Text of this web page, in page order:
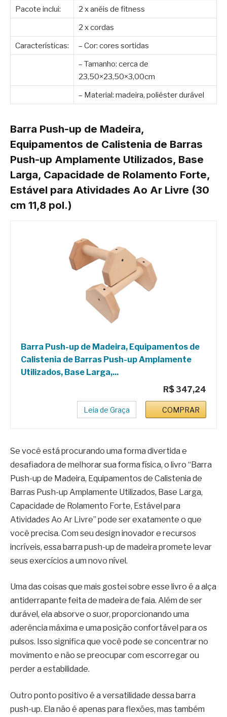
Pacote inclui:
2 x anéis de fitness
2 x cordas
Características:
– Cor: cores sortidas
– Tamanho: cerca de
23,50×23,50×3,00cm
– Material: madeira, poliéster durável
Barra Push-up de Madeira,
Equipamentos de Calistenia de Barras
Push-up Amplamente Utilizados, Base
Larga, Capacidade de Rolamento Forte,
Estável para Atividades Ao Ar Livre (30
cm 11,8 pol.)
Barra Push-up de Madeira, Equipamentos de
Calistenia de Barras Push-up Amplamente
Utilizados, Base Larga,...
R$ 347,24
Leia de Graça COMPRAR
Se você está procurando uma forma divertida e
desafiadora de melhorar sua forma física, o livro “Barra
Push-up de Madeira, Equipamentos de Calistenia de
Barras Push-up Amplamente Utilizados, Base Larga,
Capacidade de Rolamento Forte, Estável para
Atividades Ao Ar Livre” pode ser exatamente o que
você precisa. Com seu design inovador e recursos
incríveis, essa barra push-up de madeira promete levar
seus exercícios a um novo nível.
Uma das coisas que mais gostei sobre esse livro é a alça
antiderrapante feita de madeira de faia. Além de ser
durável, ela absorve o suor, proporcionando uma
aderência máxima e uma posição confortável para os
pulsos. Isso significa que você pode se concentrar no
movimento e não se preocupar com escorregar ou
perder a estabilidade.
Outro ponto positivo é a versatilidade dessa barra
push-up. Ela não é apenas para flexões, mas também